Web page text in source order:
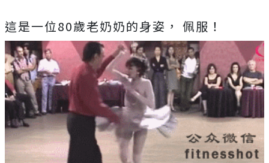
這是一位80歲老奶奶的身姿， 佩服！